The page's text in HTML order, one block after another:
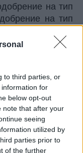
to third parties, or
for
below opt-out
note that after your
seeing
utilized by
parties prior to
of the further
на тип
на тип
возила ќе
институции
милиони евра
кои не
дел од
на кои
ќе се регулира
домашни